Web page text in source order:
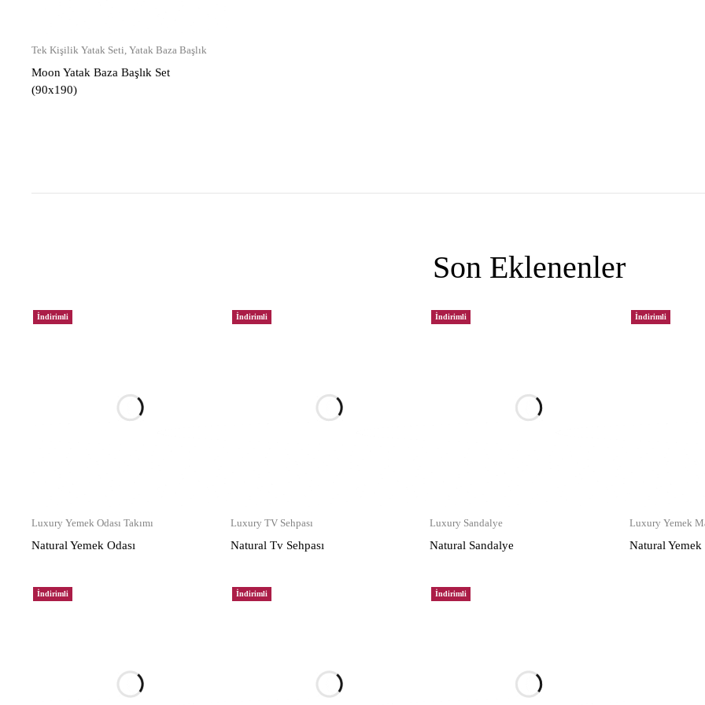
Tek Kişilik Yatak Seti, Yatak Baza Başlık
Moon Yatak Baza Başlık Set
(90x190)
Son Eklenenler
İndirimli
Luxury Yemek Odası Takımı
Natural Yemek Odası
İndirimli
Luxury TV Sehpası
Natural Tv Sehpası
İndirimli
Luxury Sandalye
Natural Sandalye
İndirimli
Luxury Yemek
Natural Yemek
İndirimli İndirimli İndirimli